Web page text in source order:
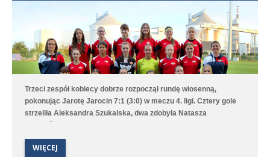
Trzeci zespół kobiecy dobrze rozpoczął rundę wiosenną,
pokonując Jarotę Jarocin 7:1 (3:0) w meczu 4. ligi. Cztery gole
strzeliła Aleksandra Szukalska, dwa zdobyła Natasza
Szymańska, a wynik ustaliła Alicja Doros. Trampkarki przegrały
2:6 z Avią II Kamionki.
WIĘCEJ